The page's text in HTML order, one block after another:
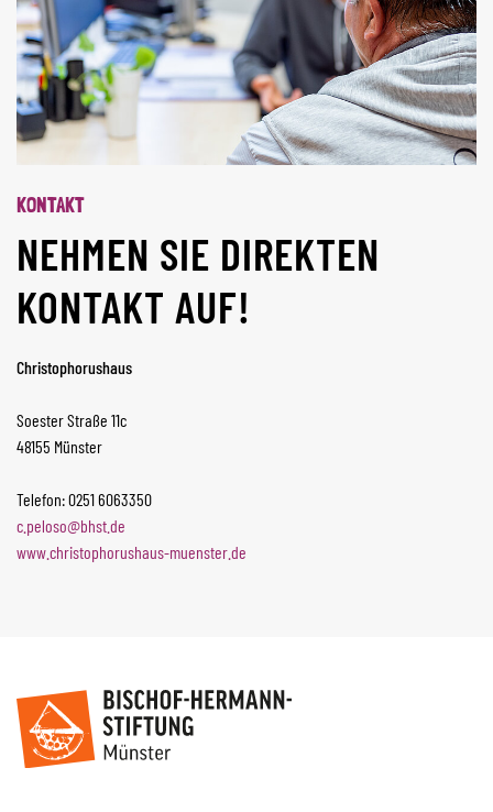
KONTAKT
NEHMEN SIE DIREKTEN
KONTAKT AUF!
Christophorushaus
Soester Straße 11c
48155 Münster
Telefon: 0251 6063350
c.peloso@bhst.de
www.christophorushaus-muenster.de